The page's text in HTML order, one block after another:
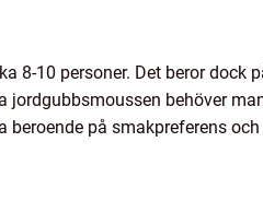
8-10 personer. Det beror dock
jordgubbsmoussen behöver
beroende på smakpreferens och